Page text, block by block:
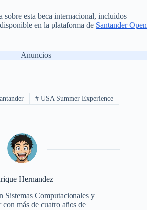
sobre esta beca internacional, incluidos
en la plataforma de Santander Open
Anuncios
# USA Summer Experience
Hernandez
Sistemas Computacionales y
con más de cuatro años de